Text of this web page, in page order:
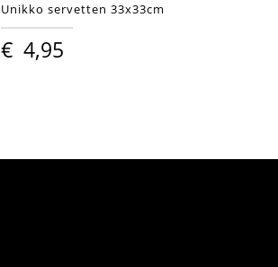
Unikko servetten 33x33cm
€ 4,95